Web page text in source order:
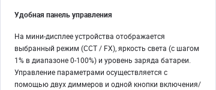
Удобная панель управления
На мини-дисплее устройства отображается
выбранный режим (CCT / FX), яркость света (с шагом
1% в диапазоне 0-100%) и уровень заряда батареи.
Управление параметрами осуществляется с
помощью двух диммеров и одной кнопки включения/